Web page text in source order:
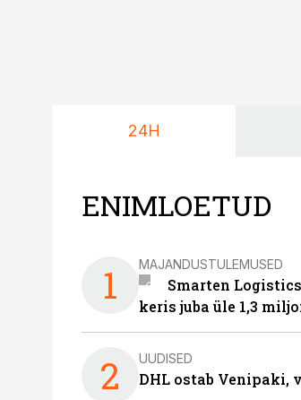
24H
ENIMLOETUD
1 MAJANDUSTULEMUSED
Smarten
keris juba üle 1,3
2 UUDISED
DHL ostab Venipaki,